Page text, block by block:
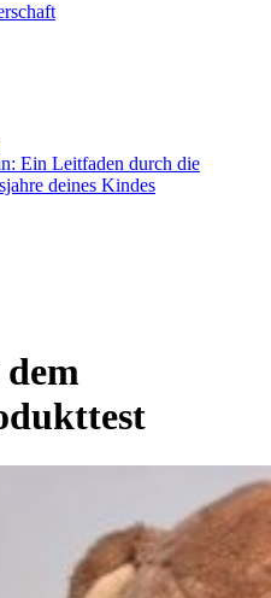
Ein Leitfaden durch die
deines Kindes